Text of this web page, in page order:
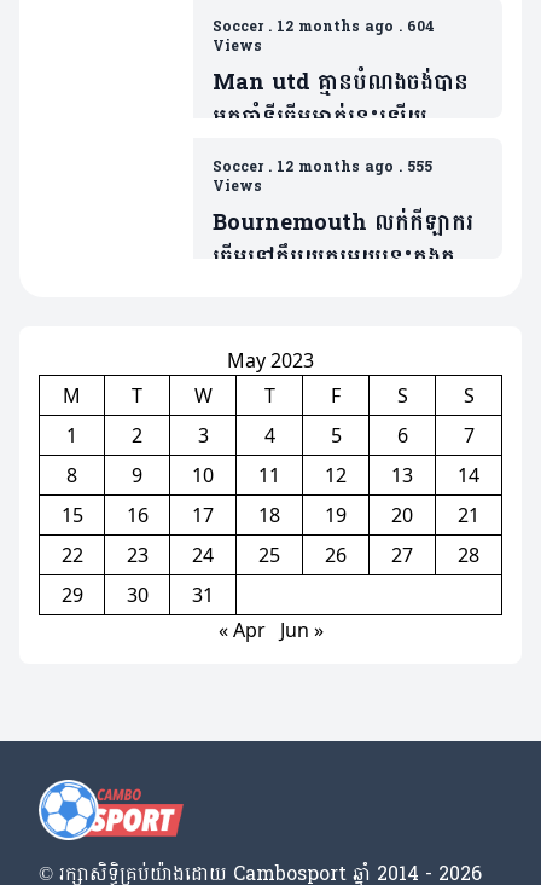
EPL ជាមួយម្ចាស់ផ្ទះ Wolver
Soccer. 12 months ago . 604
Views
Man utd គ្មានបំណងចង់បាន
អ្នកចាំទីឆ្នើមម្នាក់នេះឡើយ
ទោះបីជារូបគេទើបប្រកាសចែក
ផ្លូវជាមួយនឹងក្លឹបខ្លួនក៏ដោយ
Soccer. 12 months ago . 555
Views
Bournemouth លក់កីឡាករ
ឆ្នើមទៅក្លឹបយក្សមួយនេះក្នុងតម្លៃ
May 2023
M
T W T F S
S
1
2 3 4 5 6
7
8
9 10 11 12 13
14
15
16 17 18 19 20
21
22
23 24 25 26 27
28
29
30
31
« Apr
Jun »
© រក្សា​សិទ្ធិ​គ្រប់​យ៉ាង​ដោយ​ Cambosport ឆ្នាំ 2014 - 2026